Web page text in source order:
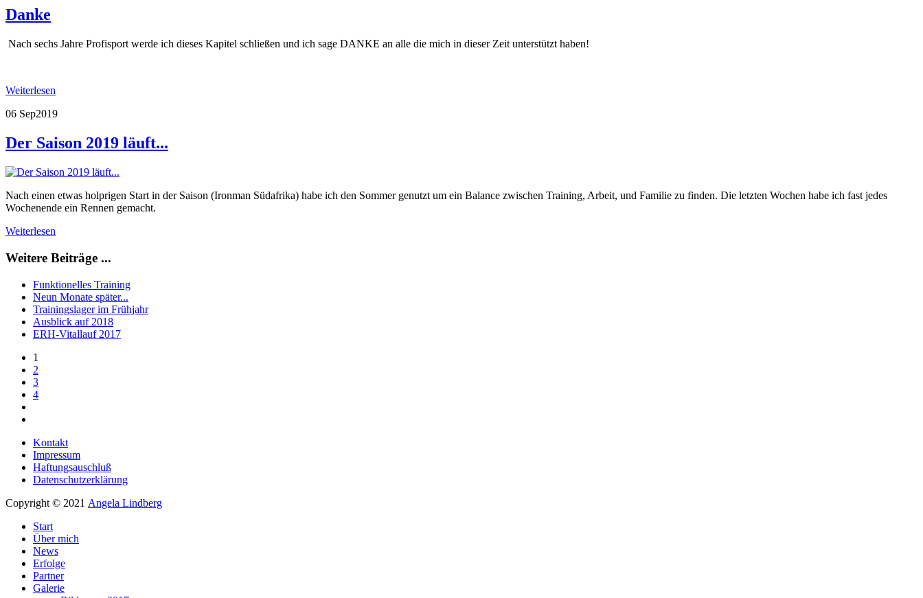
Danke
Nach sechs Jahre Profisport werde ich dieses Kapitel schließen und ich sage DANKE an alle die mich in dieser Zeit unterstützt haben!
Weiterlesen
06 Sep2019
Der Saison 2019 läuft...
Nach einen etwas holprigen Start in der Saison (Ironman Südafrika) habe ich den Sommer genutzt um ein Balance zwischen Training, Arbeit, und Familie zu finden. Die letzten Wochen habe ich fast jedes
Wochenende ein Rennen gemacht.
Weiterlesen
Weitere Beiträge ...
Funktionelles Training
Neun Monate später...
Trainingslager im Frühjahr
Ausblick auf 2018
ERH-Vitallauf 2017
1
2
3
4
Kontakt
Impressum
Haftungsauschluß
Datenschutzerklärung
Copyright © 2021 Angela Lindberg
Start
Über mich
News
Erfolge
Partner
Galerie